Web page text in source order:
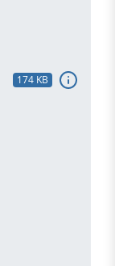
174 KB